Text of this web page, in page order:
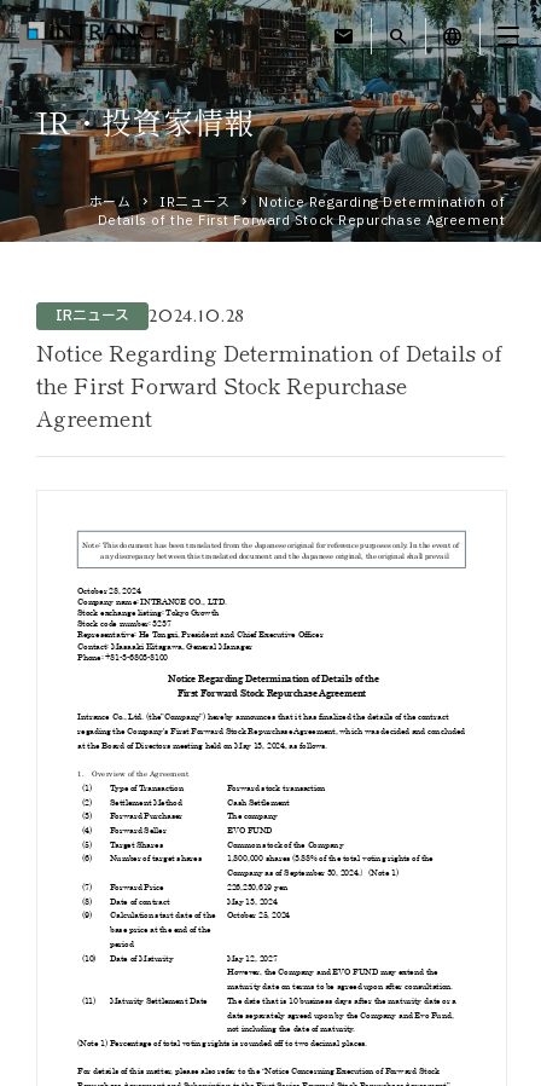
mail search language
トップ
企業情報
運営ホテル
IR・投資家情報
お知らせ
お役立ちコラム
採用情報
お問い合わせ
免責事項 サイトマップ勧誘方針IRポリシー
IR・投資家情報
ホーム IRニュース
Notice Regarding Determination of
Details of the First Forward Stock Repurchase Agreement
IRニュース 2024.10.28
Notice Regarding Determination of Details of
the First Forward Stock Repurchase
Agreement